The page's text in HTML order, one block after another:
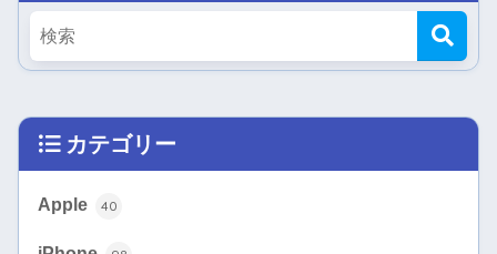
カテゴリー
Apple 40